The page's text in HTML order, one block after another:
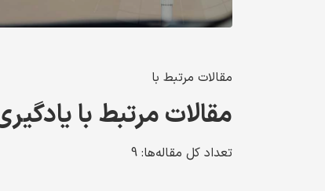
مقالات مرتبط با
مقالات مرتبط با
تعداد کل مقاله‌ها: 9